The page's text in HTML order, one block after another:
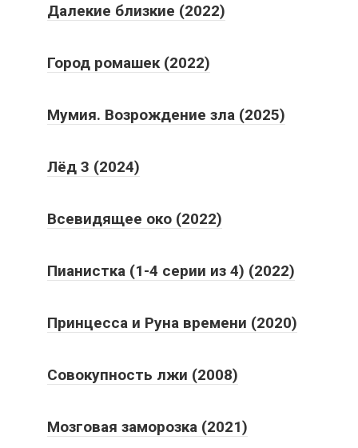
Далекие близкие (2022)
Город ромашек (2022)
Мумия. Возрождение зла (2025)
Лёд 3 (2024)
Всевидящее око (2022)
Пианистка (1-4 серии из 4) (2022)
Принцесса и Руна времени (2020)
Совокупность лжи (2008)
Мозговая заморозка (2021)